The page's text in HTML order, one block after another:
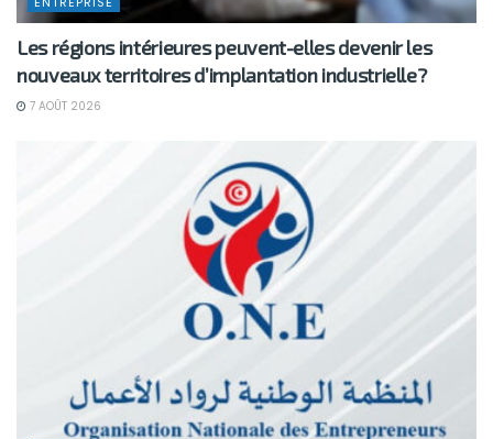
Les régions intérieures peuvent-elles devenir les
nouveaux territoires d’implantation industrielle?
7 AOÛT 2026